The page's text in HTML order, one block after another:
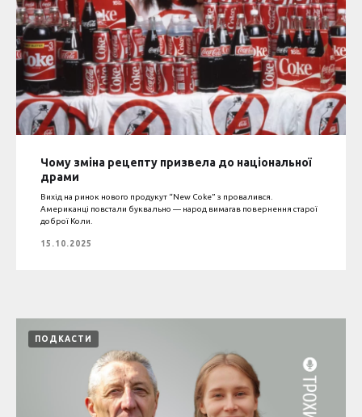
Чому зміна рецепту призвела до національної
драми
Вихід на ринок нового продукут “New Coke” з провалився.
Американці повстали буквально — народ вимагав повернення старої
доброї Коли.
15.10.2025
ПОДКАСТИ